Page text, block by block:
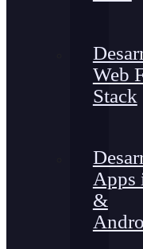
Web
Stack
Apps
&